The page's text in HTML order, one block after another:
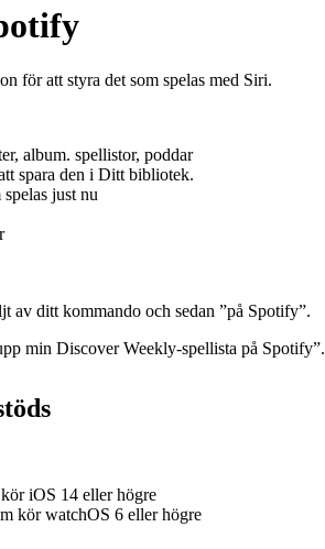
för att styra det som spelas med Siri.
album. spellistor, poddar
spara den i Ditt bibliotek.
just nu
av ditt kommando och sedan ”på Spotify”.
min Discover Weekly-spellista på Spotify”.
iOS 14 eller högre
kör watchOS 6 eller högre